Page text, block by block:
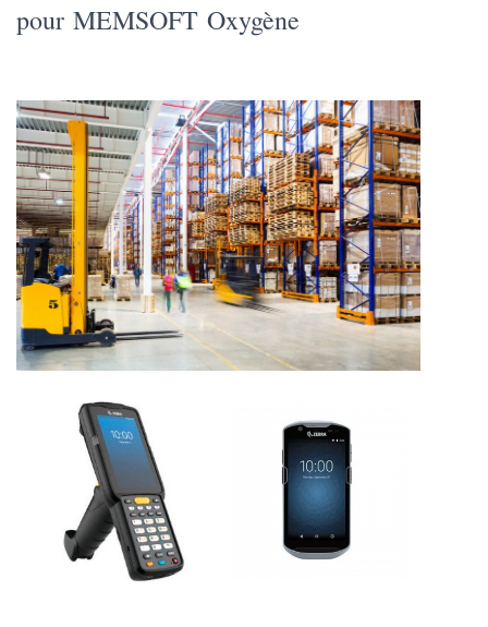
pour MEMSOFT Oxygène